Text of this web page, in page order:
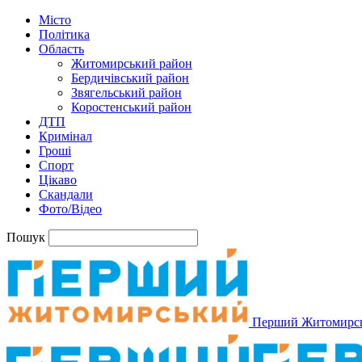
Місто
Політика
Область
Житомирський район
Бердичівський район
Звягельський район
Коростенський район
ДТП
Кримінал
Гроші
Спорт
Цікаво
Скандали
Фото/Відео
Пошук
Перший